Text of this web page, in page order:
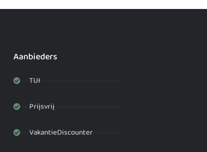
Aanbieders
TUI
Prijsvrij
VakantieDiscounter